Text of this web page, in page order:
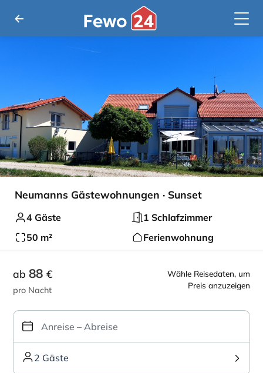
Neumanns Gästewohnungen · Sunset
4 Gäste
1 Schlafzimmer
50 m²
Ferienwohnung
Wähle Reisedaten, um
Preis anzuzeigen
ab 88 €
pro Nacht
2 Gäste